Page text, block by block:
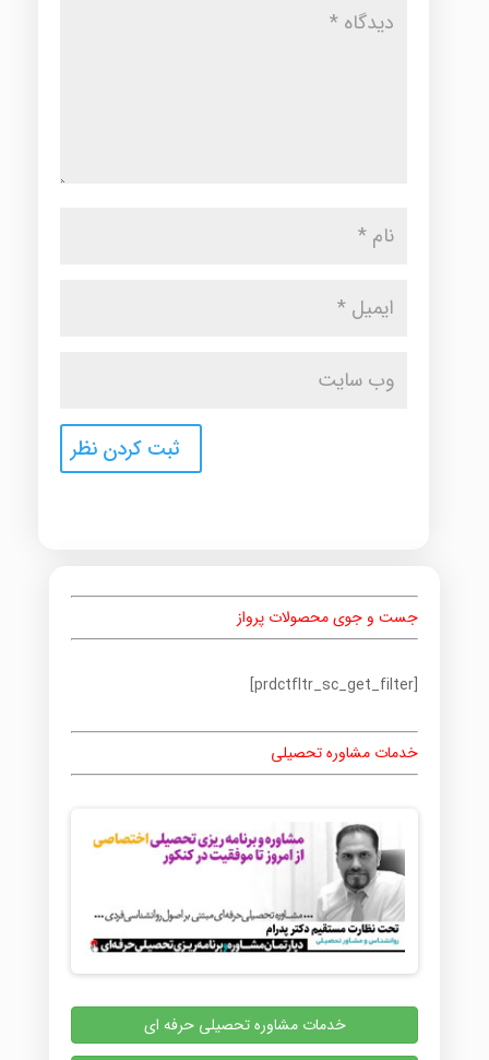
جست و جوی محصولات پرواز
[prdctfltr_sc_get_filter]
خدمات مشاوره تحصیلی
خدمات مشاوره تحصیلی حرفه ای